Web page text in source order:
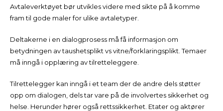
Avtaleverktøyet bør utvikles videre med sikte på å komme
fram til gode maler for ulike avtaletyper.
Deltakerne i en dialogprosess må få informasjon om
betydningen av taushetsplikt vs vitne/forklaringsplikt. Temaer
må inngå i opplæring av tilretteleggere.
Tilrettelegger kan inngå i et team der de andre dels støtter
opp om dialogen, dels tar vare på de involvertes sikkerhet og
helse. Herunder hører også rettssikkerhet. Etater og aktører